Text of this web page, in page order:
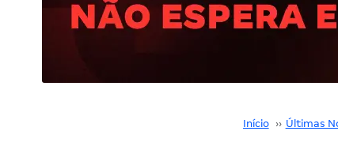
Início ›› Últimas